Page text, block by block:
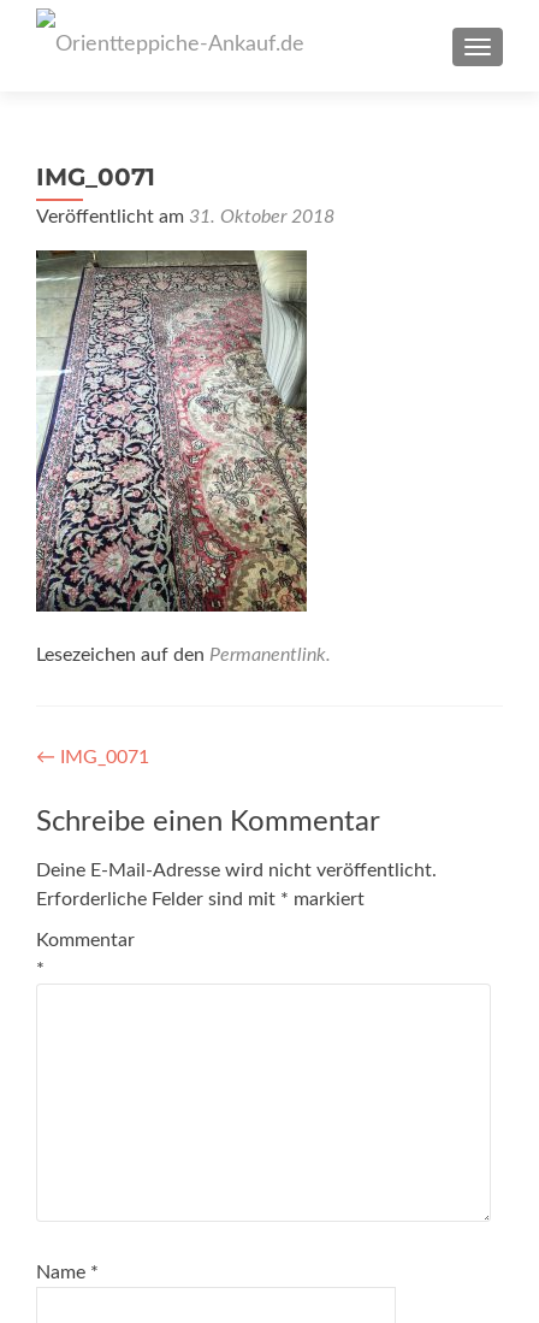
IMG_0071
Veröffentlicht am 31. Oktober 2018
Lesezeichen auf den Permanentlink.
Artikel-
Navigation
← IMG_0071
Schreibe einen Kommentar
Deine E-Mail-Adresse wird nicht veröffentlicht.
Erforderliche Felder sind mit * markiert
Kommentar
*
Name *